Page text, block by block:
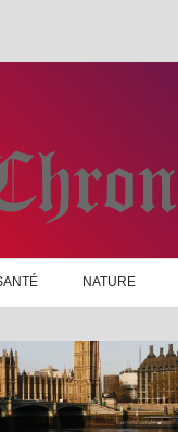
NATURE